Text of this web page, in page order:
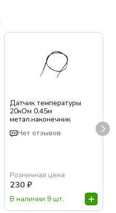
Датчик температуры
20кОм 0,45м
метал.наконечник
Нет отзывов
Розничная цена
230 ₽
В наличии 9 шт.